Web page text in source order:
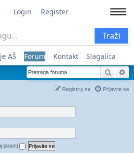
Login Register
Traži
AŠ Forum Kontakt Slagalica
Prijavite se
Registruj se
poseti